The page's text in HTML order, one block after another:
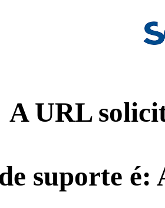
A URL
suporte é: